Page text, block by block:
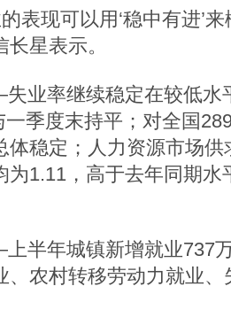
现可以用‘稳中有进’来
星表示。
率继续稳定在较低水
季度末持平；对全国
体稳定；人力资源市场
为1.11，高于去年同期水
年城镇新增就业737万
、农村转移劳动力就业